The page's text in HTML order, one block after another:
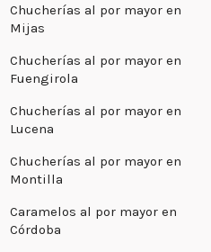
Chucherías al por mayor en
Mijas
Chucherías al por mayor en
Fuengirola
Chucherías al por mayor en
Lucena
Chucherías al por mayor en
Montilla
Caramelos al por mayor en
Córdoba